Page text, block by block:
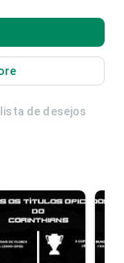
de desejos